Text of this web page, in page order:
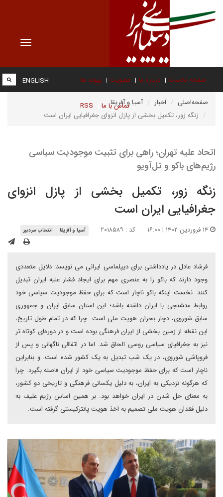
Toggle
صفحه نخست درباره ما عضویت پیوند ها
تماس با ما RSS
ENGLISH
صفحه‌اصلی اخبار
آسیا و آفریقا
زنگه زور، تکمیل بخشی از پازل انزوای جغرافیایی ایران است
اتحاد علیه تهران؛ راهی برای تثبیت موجودیت سیاسی
رژیم‌های باکو و تل‌آویو
زنگه زور، تکمیل بخشی از پازل انزوای
جغرافیایی ایران است
کد : ۲۰۱۸۵۸۹ آسیا و آفریقا انتخاب سردبیر
فرشاد عادل در یادداشتی برای دیپلماسی ایرانی می نویسد: دلایل متعددی
وجود دارند که باکو را به عنصری مهم برای ایجاد فشار علیه ایران تبدیل
کنند. نخست اینکه باکو ناچار است که برای حفظ موجودیت سیاسی خود
روابط متشنجی با ایران داشته باشد؛ این استان سابق ایران و جمهوری
سابق شوروی، دچار بحران هویت ملی است. چرا که در تمام طول تاریخ،
این نقطه از زمین بخشی از ایران فرهنگی بوده است و در دوره‌ای کوتاه تر
نیز به جغرافیای سیاسی روسی الحاق شد. اما در اتفاقی ناگهانی و پس از
فروپاشی شوروی، در یک شب تبدیل به یک کشور شده است. و بنابراین
ناچار است که برای حفظ موجودیت سیاسی خود از ایران فاصله بگیرد. چرا
که هرگونه نزدیکی به ایران، به دلیل یکسانی فرهنگی و تاریخی دو کشور،
به معنای حل شدن در ایران خواهد بود. بر همین اساس رژیم علیف به
دلیل فقدان هویت ملی تصمیم به اخذ هویت پانترکیستی گرفته است.